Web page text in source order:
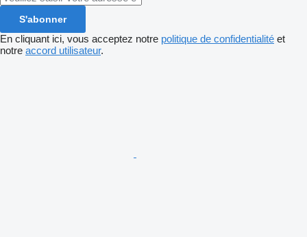
S'abonner
En cliquant ici, vous acceptez notre politique de confidentialité et
notre accord utilisateur.